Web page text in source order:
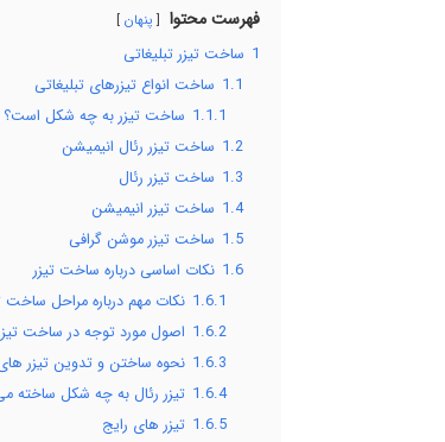
فهرست محتوا پنهان
1 ساخت تیزر تبلیغاتی
1.1 ساخت انواع تیزرهای تبلیغاتی
1.1.1 ساخت تیزر به چه شکل است؟
1.2 ساخت تیزر رئال انیمیشن
1.3 ساخت تیزر رئال
1.4 ساخت تیزر انیمیشن
1.5 ساخت تیزر موشن گرافی
1.6 نکات اساسی درباره ساخت تیزر
1.6.1 نکات مهم درباره مراحل ساخت
1.6.2 اصول مورد توجه در ساخت تیزر
1.6.3 نحوه ساختن و تدوین تیزر
1.6.4 تیزر رئال به چه شکل ساخته
1.6.5 تیزر های رایج